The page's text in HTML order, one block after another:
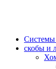
Системы
скобы и